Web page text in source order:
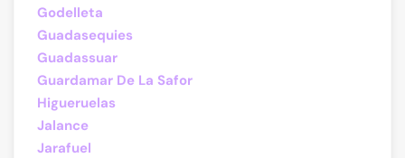
Godelleta
Guadasequies
Guadassuar
Guardamar De La Safor
Higueruelas
Jalance
Jarafuel